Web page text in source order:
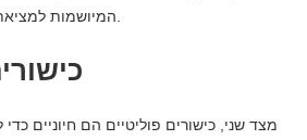
4.
מצד שני, כישורים פוליטיים הם חיוניים